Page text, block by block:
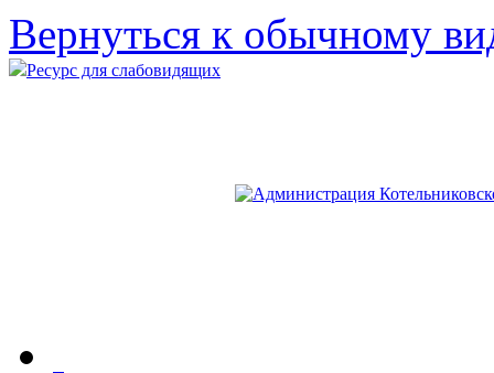
Вернуться к обычному
Ресурс для слабовидящих